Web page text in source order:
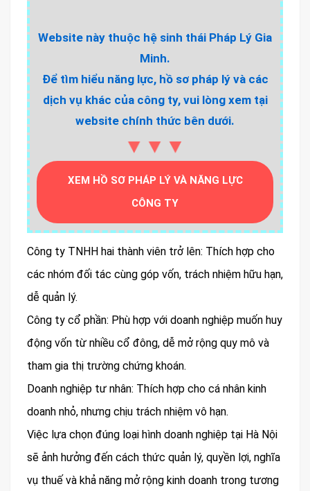
Website này thuộc hệ sinh thái Pháp Lý Gia
Minh.
Để tìm hiểu năng lực, hồ sơ pháp lý và các
dịch vụ khác của công ty, vui lòng xem tại
website chính thức bên dưới.
▼▼▼
XEM HỒ SƠ PHÁP LÝ VÀ NĂNG LỰC
CÔNG TY
Công ty TNHH hai thành viên trở lên: Thích hợp cho
các nhóm đối tác cùng góp vốn, trách nhiệm hữu hạn,
dễ quản lý.
Công ty cổ phần: Phù hợp với doanh nghiệp muốn huy
động vốn từ nhiều cổ đông, dễ mở rộng quy mô và
tham gia thị trường chứng khoán.
Doanh nghiệp tư nhân: Thích hợp cho cá nhân kinh
doanh nhỏ, nhưng chịu trách nhiệm vô hạn.
Việc lựa chọn đúng loại hình doanh nghiệp tại Hà Nội
sẽ ảnh hưởng đến cách thức quản lý, quyền lợi, nghĩa
vụ thuế và khả năng mở rộng kinh doanh trong tương